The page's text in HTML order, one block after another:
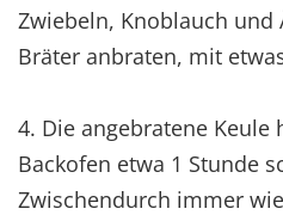
Zwiebeln, Knoblauch und
Bräter anbraten, mit
4. Die angebratene
Backofen etwa 1 Stunde
Zwischendurch immer